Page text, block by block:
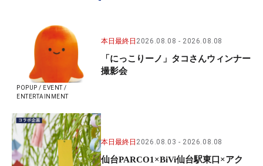
POPUP / EVENT /
ENTERTAINMENT
本日最終日 2026.08.08 2026.08.08
「にっこりーノ」タコさんウィンナー
撮影会
本日最終日 2026.08.03 2026.08.08
仙台PARCO1×BiVi仙台駅東口×アク